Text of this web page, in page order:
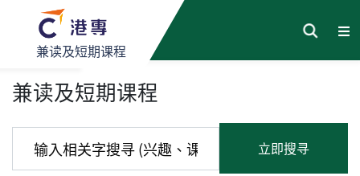
兼读及短期课程
兼读及短期课程
立即搜寻